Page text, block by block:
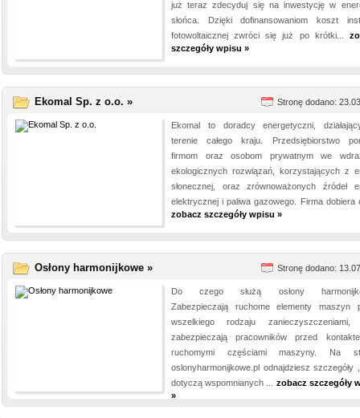
już teraz zdecyduj się na inwestycję w
słońca. Dzięki dofinansowaniom koszt
fotowoltaicznej zwróci się już po krótki...
szczegóły wpisu »
Ekomal Sp. z o.o. » Stronę dodano:
Ekomal to doradcy energetyczni,
terenie całego kraju. Przedsiębiorstwo
firmom oraz osobom prywatnym we
ekologicznych rozwiązań, korzystających z
słonecznej, oraz zrównoważonych źródeł
elektrycznej i paliwa gazowego. Firma dobiera
zobacz szczegóły wpisu »
Osłony harmonijkowe » Stronę dodano:
Do czego służą osłony
Zabezpieczają ruchome elementy maszyn
wszelkiego rodzaju zanieczyszczeniami,
zabezpieczają pracowników przed
ruchomymi częściami maszyny. Na
oslonyharmonijkowe.pl odnajdziesz szczegóły
dotyczą wspomnianych ... zobacz szczegóły
»